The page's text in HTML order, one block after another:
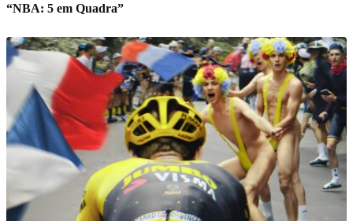
“NBA: 5 em Quadra”